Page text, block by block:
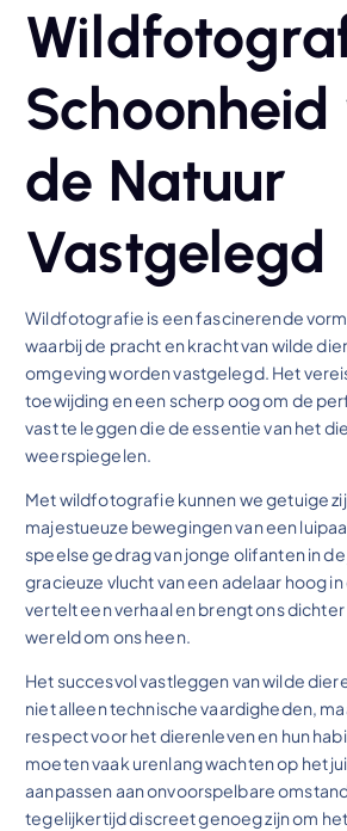
Schoonheid
de Natuur
Vastgelegd
Wildfotografie is een fascinerende
waarbij de pracht en kracht van wilde
omgeving worden vastgelegd. Het
toewijding en een scherp oog om de
vast te leggen die de essentie van het
weerspiegelen.
Met wildfotografie kunnen we getuige
majestueuze bewegingen van een
speelse gedrag van jonge olifanten in
gracieuze vlucht van een adelaar hoog
vertelt een verhaal en brengt ons
wereld om ons heen.
Het succesvol vastleggen van wilde
niet alleen technische vaardigheden,
respect voor het dierenleven en hun
moeten vaak urenlang wachten op het
aanpassen aan onvoorspelbare
tegelijkertijd discreet genoeg zijn om